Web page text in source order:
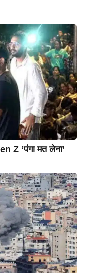
Z ‘पंगा मत लेना’